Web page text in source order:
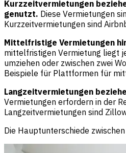
Kurzzeitvermietungen
genutzt. Diese Vermietungen
Kurzzeitvermietungen sind
Mittelfristige Vermietungen
mittelfristigen Vermietung liegt
umziehen oder zwischen zwei
Beispiele für Plattformen für
Langzeitvermietungen
Vermietungen erfordern in der
Langzeitvermietungen sind
Die Hauptunterschiede